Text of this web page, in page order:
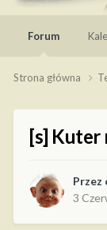
Forum
Strona główna
[s] Kuter
Przez
3